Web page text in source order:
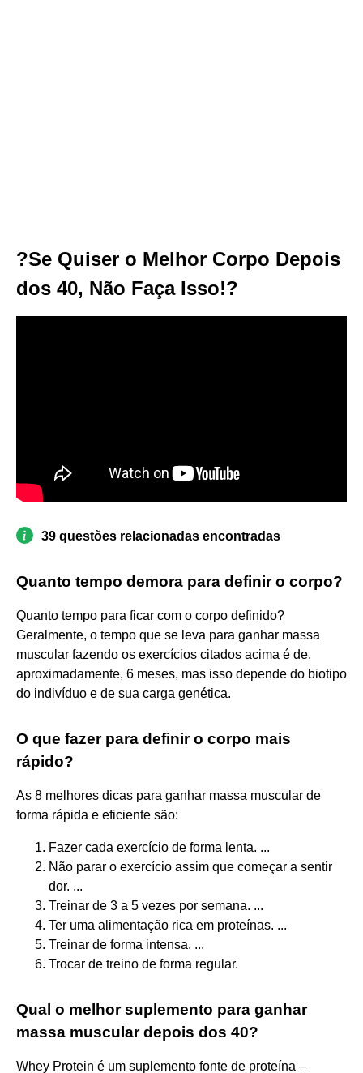
?Se Quiser o Melhor Corpo Depois
dos 40, Não Faça Isso!?
39 questões relacionadas encontradas
Quanto tempo demora para definir o corpo?
Quanto tempo para ficar com o corpo definido?
Geralmente, o tempo que se leva para ganhar massa
muscular fazendo os exercícios citados acima é de,
aproximadamente, 6 meses, mas isso depende do biotipo
do indivíduo e de sua carga genética.
O que fazer para definir o corpo mais
rápido?
As 8 melhores dicas para ganhar massa muscular de
forma rápida e eficiente são:
Fazer cada exercício de forma lenta. ...
Não parar o exercício assim que começar a sentir
dor. ...
Treinar de 3 a 5 vezes por semana. ...
Ter uma alimentação rica em proteínas. ...
Treinar de forma intensa. ...
Trocar de treino de forma regular.
Qual o melhor suplemento para ganhar
massa muscular depois dos 40?
Whey Protein é um suplemento fonte de proteína –